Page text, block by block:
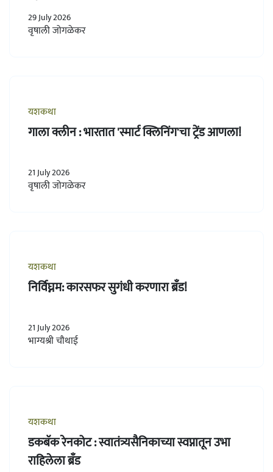
29 July 2026
वृषाली जोगळेकर
यशकथा
गाला क्लीन : भारतात 'स्मार्ट क्लिनिंग'चा ट्रेंड आणला!
21 July 2026
वृषाली जोगळेकर
यशकथा
निर्विघ्नम: कारसफर सुगंधी करणारा ब्रँड!
21 July 2026
भाग्यश्री चौथाई
यशकथा
डकबॅक रेनकोट : स्वातंत्र्यसैनिकाच्या स्वप्नातून उभा
राहिलेला ब्रँड